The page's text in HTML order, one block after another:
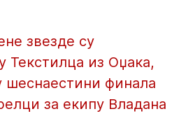
звезде су
Текстилца из Оџака,
шеснаестини финала
за екипу Владана